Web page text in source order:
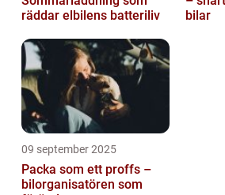
räddar elbilens batteriliv
bilar
09 september 2025
Packa som ett proffs –
bilorganisatören som